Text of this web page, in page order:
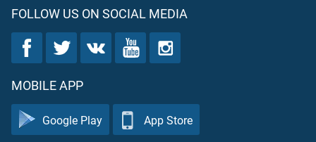
FOLLOW US ON SOCIAL MEDIA
MOBILE APP
Google Play App Store